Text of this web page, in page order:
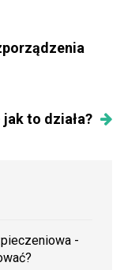
jak to działa?
-